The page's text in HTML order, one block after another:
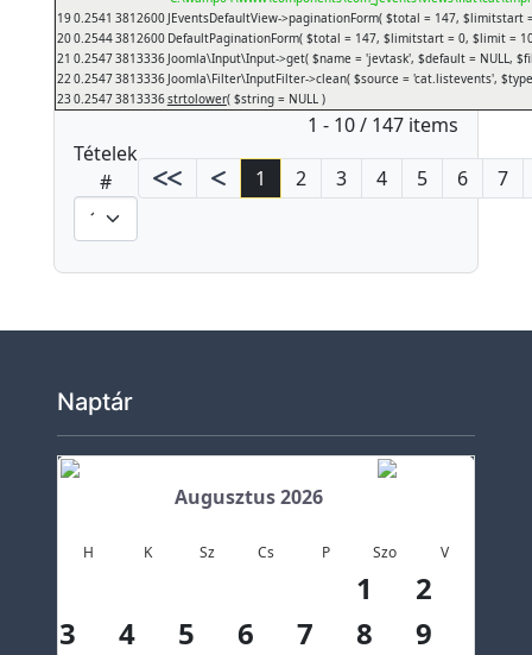
190.2541 3812600 JEventsDefaultView->paginationForm( $total = 147, $limitstart
200.25443812600 DefaultPaginationForm( $total = 147, $limitstart = 0, $limit =
21 0.25473813336 Joomla\Input\Input->get( $name = 'jevtask', $default = NULL,
220.25473813336 Joomla\Filter\InputFilter->clean( $source = 'cat.listevents',
230.25473813336strtolower( $string = NULL)
1 - 10 / 147 items
Tételek
#
1 2 3 4 5 6 7
Naptár
Augusztus 2026
H K Sz Cs P Szo V
1
2
3
4 5 6 7 8
9